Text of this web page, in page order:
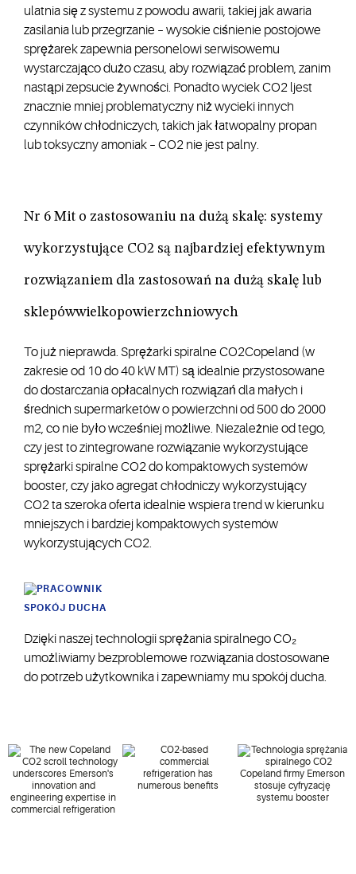
SPOKÓJ DUCHA
Dzięki naszej technologii sprężania spiralnego CO₂
umożliwiamy bezproblemowe rozwiązania dostosowane
do potrzeb użytkownika i zapewniamy mu spokój ducha.
ulatnia się z systemu z powodu awarii, takiej jak awaria
zasilania lub przegrzanie – wysokie ciśnienie postojowe
sprężarek zapewnia personelowi serwisowemu
wystarczająco dużo czasu, aby rozwiązać problem, zanim
nastąpi zepsucie żywności. Ponadto wyciek CO2 ljest
znacznie mniej problematyczny niż wycieki innych
czynników chłodniczych, takich jak łatwopalny propan
lub toksyczny amoniak – CO2 nie jest palny.
Nr 6 Mit o zastosowaniu na dużą skalę: systemy
wykorzystujące CO2 są najbardziej efektywnym
rozwiązaniem dla zastosowań na dużą skalę lub
sklepówwielkopowierzchniowych
To już nieprawda. Sprężarki spiralne CO2Copeland (w
zakresie od 10 do 40 kW MT) są idealnie przystosowane
do dostarczania opłacalnych rozwiązań dla małych i
średnich supermarketów o powierzchni od 500 do 2000
m2, co nie było wcześniej możliwe. Niezależnie od tego,
czy jest to zintegrowane rozwiązanie wykorzystujące
sprężarki spiralne CO2 do kompaktowych systemów
booster, czy jako agregat chłodniczy wykorzystujący
CO2 ta szeroka oferta idealnie wspiera trend w kierunku
mniejszych i bardziej kompaktowych systemów
wykorzystujących CO2.